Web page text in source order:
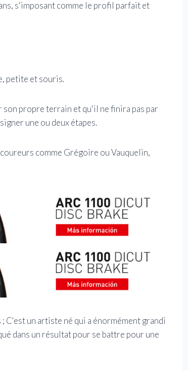
s'imposant comme le profil parfait et
petite et souris.
propre terrain et qu'il ne finira pas par
une ou deux étapes.
comme Grégoire ou Vauquelin,
C'est un artiste né qui a énormément grandi
dans un résultat pour se battre pour une